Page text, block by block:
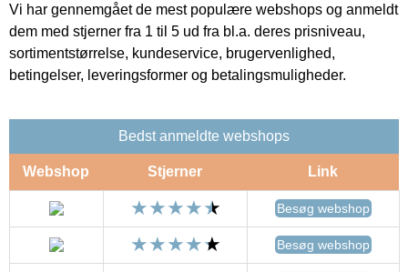
Vi har gennemgået de mest populære webshops og anmeldt
dem med stjerner fra 1 til 5 ud fra bl.a. deres prisniveau,
sortimentstørrelse, kundeservice, brugervenlighed,
betingelser, leveringsformer og betalingsmuligheder.
Bedst anmeldte webshops
Webshop Stjerner Link
Besøg webshop
Besøg webshop